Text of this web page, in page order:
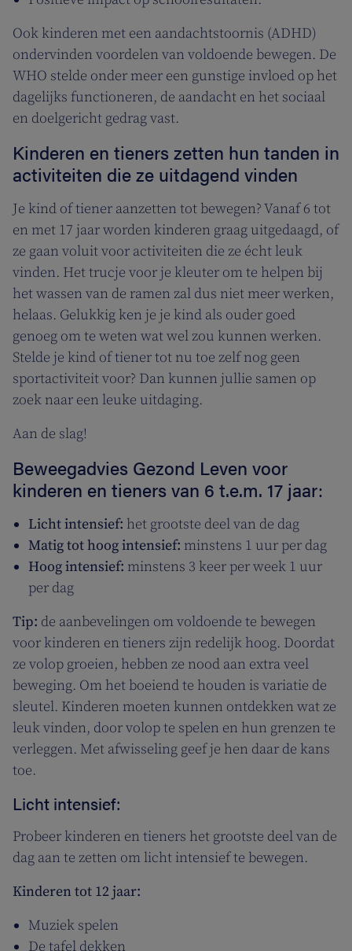
Ook kinderen met een aandachtstoornis (ADHD)
ondervinden voordelen van voldoende bewegen. De
WHO stelde onder meer een gunstige invloed op het
dagelijks functioneren, de aandacht en het sociaal
en doelgericht gedrag vast.
Kinderen en tieners zetten hun tanden in
activiteiten die ze uitdagend vinden
Je kind of tiener aanzetten tot bewegen? Vanaf 6 tot
en met 17 jaar worden kinderen graag uitgedaagd, of
ze gaan voluit voor activiteiten die ze écht leuk
vinden. Het trucje voor je kleuter om te helpen bij
het wassen van de ramen zal dus niet meer werken,
helaas. Gelukkig ken je je kind als ouder goed
genoeg om te weten wat wel zou kunnen werken.
Stelde je kind of tiener tot nu toe zelf nog geen
sportactiviteit voor? Dan kunnen jullie samen op
zoek naar een leuke uitdaging.
Aan de slag!
Beweegadvies Gezond Leven voor
kinderen en tieners van 6 t.e.m. 17 jaar:
Licht intensief: het grootste deel van de dag
Matig tot hoog intensief: minstens 1 uur per dag
Hoog intensief: minstens 3 keer per week 1 uur
per dag
Tip: de aanbevelingen om voldoende te bewegen
voor kinderen en tieners zijn redelijk hoog. Doordat
ze volop groeien, hebben ze nood aan extra veel
beweging. Om het boeiend te houden is variatie de
sleutel. Kinderen moeten kunnen ontdekken wat ze
leuk vinden, door volop te spelen en hun grenzen te
verleggen. Met afwisseling geef je hen daar de kans
toe.
Licht intensief:
Probeer kinderen en tieners het grootste deel van de
dag aan te zetten om licht intensief te bewegen.
Kinderen tot 12 jaar:
Muziek spelen
De tafel dekken